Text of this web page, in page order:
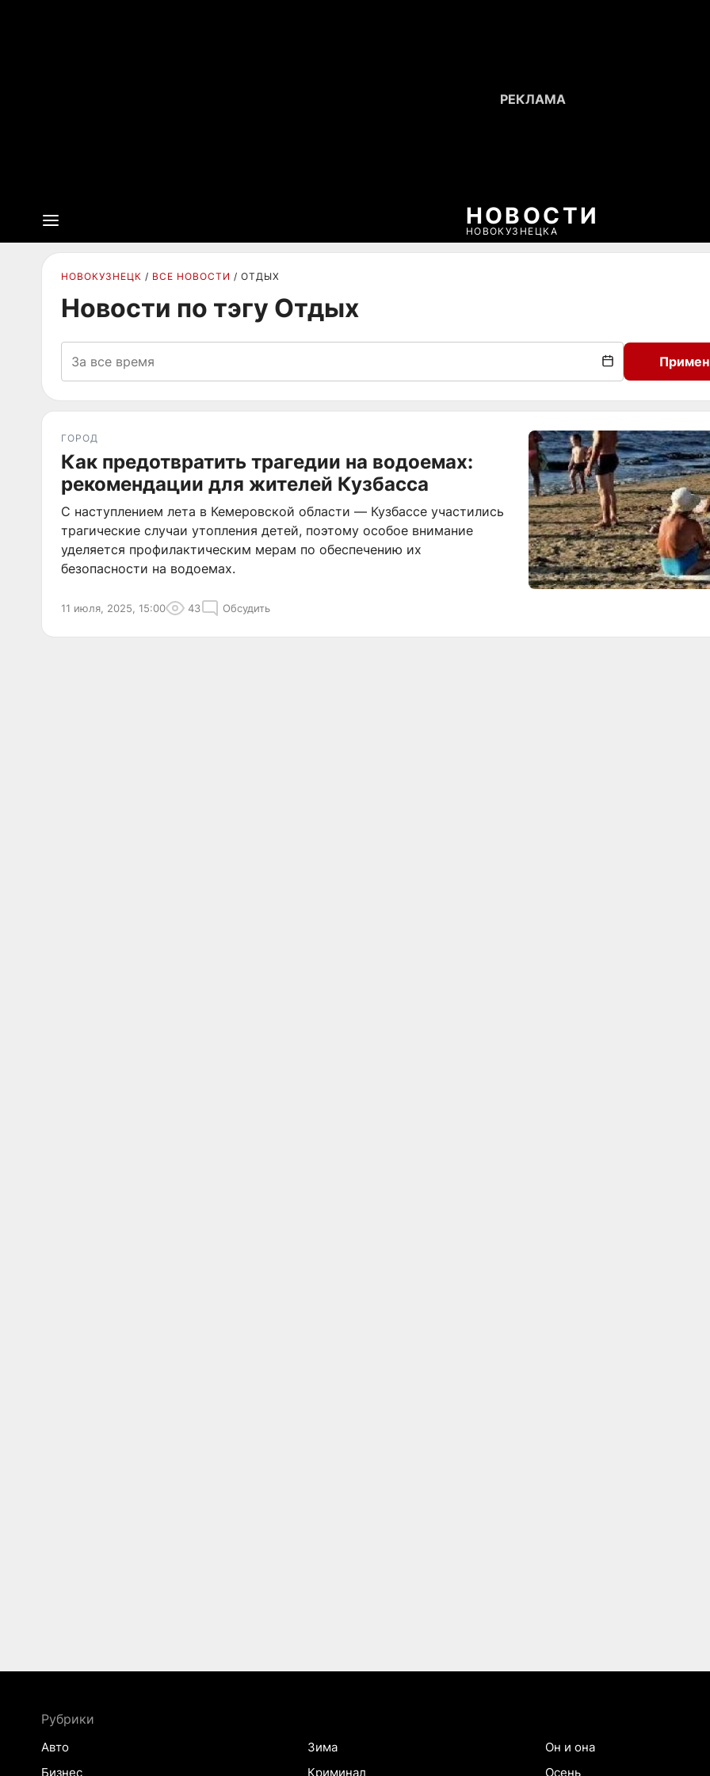
НОВОСТИ
НОВОКУЗНЕЦКА
НОВОКУЗНЕЦК ВСЕ НОВОСТИ ОТДЫХ
Новости по тэгу Отдых
ГОРОД
Как предотвратить трагедии на водоемах:
рекомендации для жителей Кузбасса
С наступлением лета в Кемеровской области — Кузбассе участились
трагические случаи утопления детей, поэтому особое внимание
уделяется профилактическим мерам по обеспечению их
безопасности на водоемах.
11 июля, 2025, 15:00 43 Обсудить
Рубрики
Авто
Бизнес
Зима
Криминал
Он и она
Осень